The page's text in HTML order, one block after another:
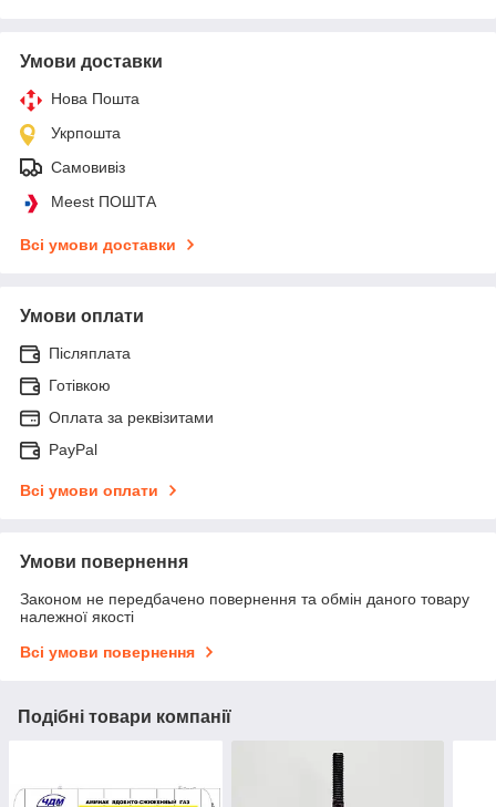
Умови доставки
Нова Пошта
Укрпошта
Самовивіз
Meest ПОШТА
Всі умови доставки
Умови оплати
Післяплата
Готівкою
Оплата за реквізитами
PayPal
Всі умови оплати
Умови повернення
Законом не передбачено повернення та обмін даного товару
належної якості
Всі умови повернення
Подібні товари компанії